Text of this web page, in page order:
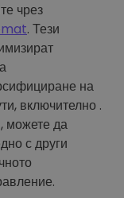
чрез
. Тези
на
включително .
можете да
с други